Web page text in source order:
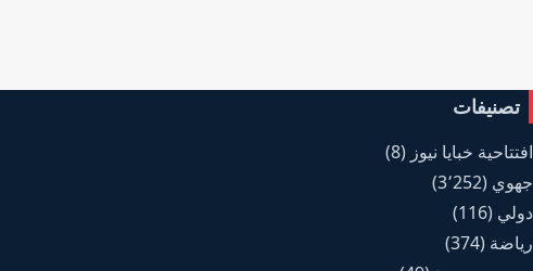
تصنيفات
افتتاحية خبايا نيوز (8)
جهوي (3٬252)
دولي (116)
رياضة (374)